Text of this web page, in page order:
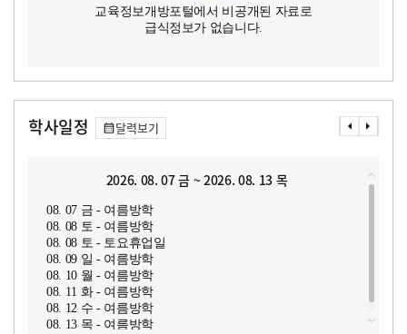
교육정보개방포털에서 비공개된 자료로
급식정보가 없습니다.
학사일정 달력보기
2026. 08. 07 금 ~ 2026. 08. 13 목
08. 07 금 - 여름방학
08. 08 토 - 여름방학
08. 08 토 - 토요휴업일
08. 09 일 - 여름방학
08. 10 월 - 여름방학
08. 11 화 - 여름방학
08. 12 수 - 여름방학
08. 13 목 - 여름방학